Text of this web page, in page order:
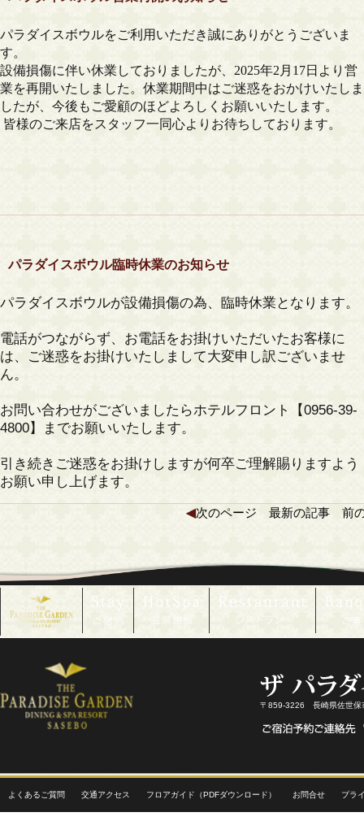
パラダイスボウルをご利用いただき誠にありがとうございま
す。
設備損傷に伴い休業しておりましたが、 2025年2月 17日より営
業を再開いたしました。 休業期間中はご迷惑をおかけいたしま
したが、今後もご愛顧のほどよろしくお願いいたします。
皆様のご来店をスタッフ一同心よりお待ちしております。
パラダイスボウル臨時休業のお知らせ
パラダイスボウルが設備損傷の為、臨時休業となります。
電話がつながらず、お電話をお掛けいただいたお客様に
は、ご迷惑をお掛けいたしまして大変申し訳ございませ
ん。
お問い合わせがございましたらホテルフロント【0956-39-
4800】までお願いいたします。
引き続きご迷惑をお掛けしますが何卒ご理解賜りますよう
お願い申し上げます。
◀次のページ 最新の記事 前
〒859-3226 長崎県佐世保
よくあるご質問 交通アクセス フロアガイド（PDFダウンロード） お問合せ プラ